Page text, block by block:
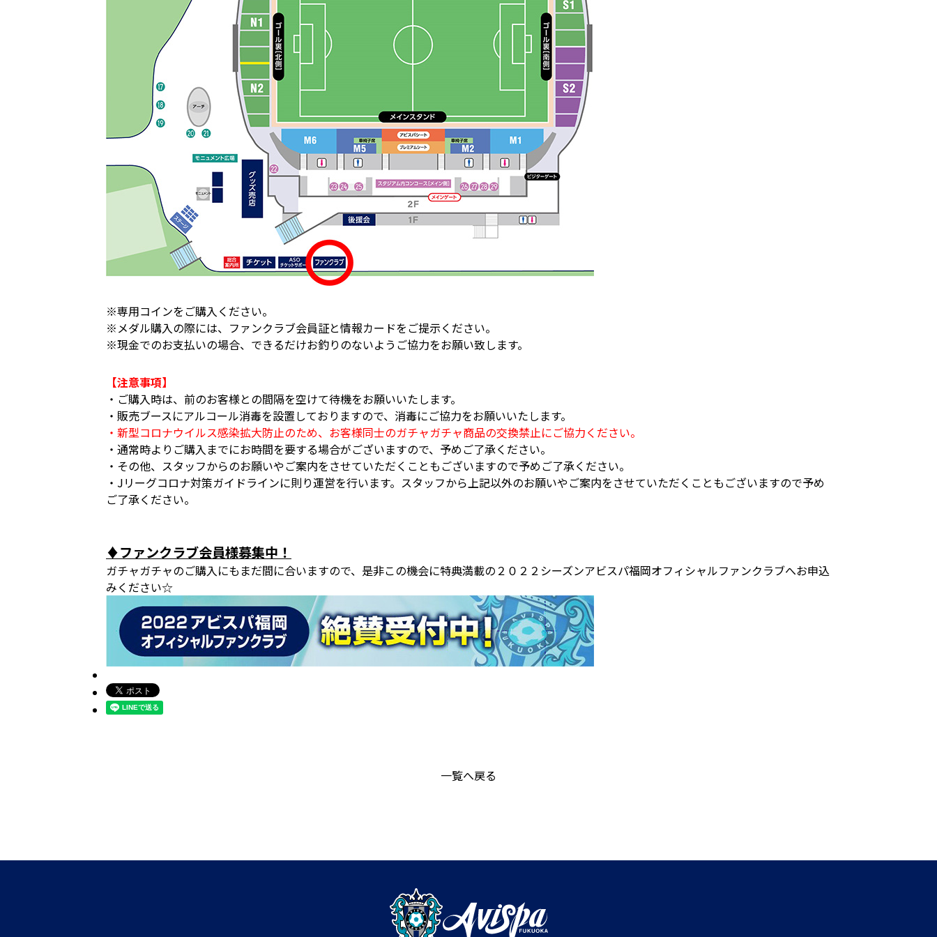
※専用コインをご購入ください。
※メダル購入の際には、ファンクラブ会員証と情報カードをご提示ください。
※現金でのお支払いの場合、できるだけお釣りのないようご協力をお願い致します。
【注意事項】
・ご購入時は、前のお客様との間隔を空けて待機をお願いいたします。
・販売ブースにアルコール消毒を設置しておりますので、消毒にご協力をお願いいたします。
・新型コロナウイルス感染拡大防止のため、お客様同士のガチャガチャ商品の交換禁止にご協力ください。
・通常時よりご購入までにお時間を要する場合がございますので、予めご了承ください。
・その他、スタッフからのお願いやご案内をさせていただくこともございますので予めご了承ください。
・Jリーグコロナ対策ガイドラインに則り運営を行います。スタッフから上記以外のお願いやご案内をさせていただくこともございますので予め
ご了承ください。
♦ファンクラブ会員様募集中！
ガチャガチャのご購入にもまだ間に合いますので、是非この機会に特典満載の２０２２シーズンアビスパ福岡オフィシャルファンクラブへお申込
みください☆
一覧へ戻る